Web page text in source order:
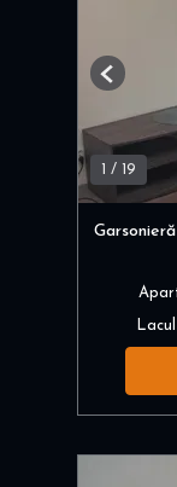
1 / 19
Previous